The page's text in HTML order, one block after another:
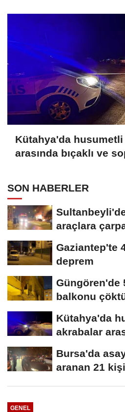
Kütahya'da
arasında bıçaklı ve
SON HABERLER
araçlara
Gaziantep'te
deprem
Güngören'de
balkonu
Kütahya'da
akrabalar
Bursa'da
aranan 21
GENEL